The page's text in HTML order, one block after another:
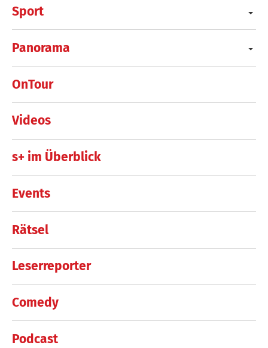
Sport
Panorama
OnTour
Videos
s+ im Überblick
Events
Rätsel
Leserreporter
Comedy
Podcast